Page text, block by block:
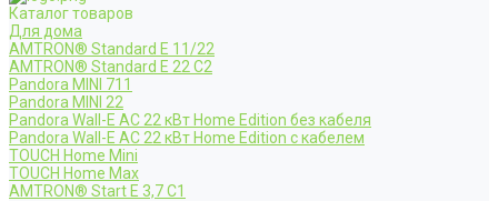
Каталог товаров
Для дома
AMTRON® Standard E 11/22
AMTRON® Standard E 22 C2
Pandora MINI 711
Pandora MINI 22
Pandora Wall-E AC 22 кВт Home Edition без кабеля
Pandora Wall-E AC 22 кВт Home Edition с кабелем
TOUCH Home Mini
TOUCH Home Max
AMTRON® Start E 3,7 C1